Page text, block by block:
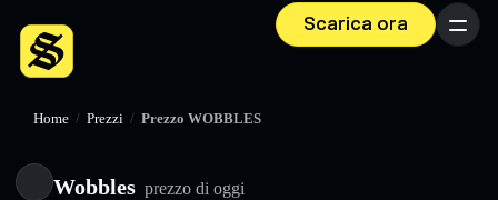
Scarica ora Menu
Home / Prezzi / Prezzo WOBBLES
Wobbles prezzo di oggi